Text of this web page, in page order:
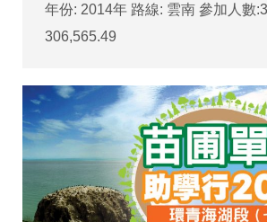
年份: 2014年 路線: 雲南 參加人數
306,565.49